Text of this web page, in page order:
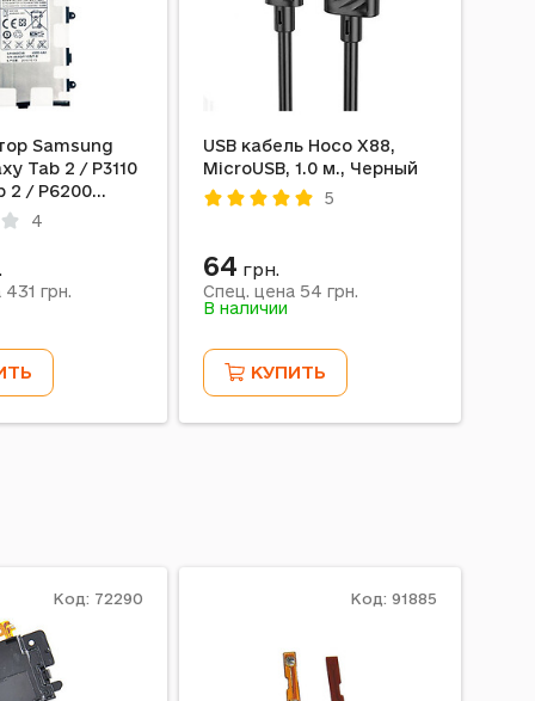
Samsung
Tab 2 / P3110
2 / P6200
Plus / P6210
4
431 грн.
USB кабель Hoco X88,
MicroUSB, 1.0 м., Черный
5
64 грн.
Спец. цена 54 грн.
В наличии
КУПИТЬ
Код: 72290 Код: 91885